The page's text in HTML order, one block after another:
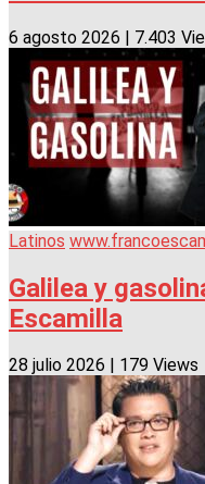
6 agosto 2026 | 7.403
Latinos
Galilea y
Escamilla
28 julio 2026 179 Views